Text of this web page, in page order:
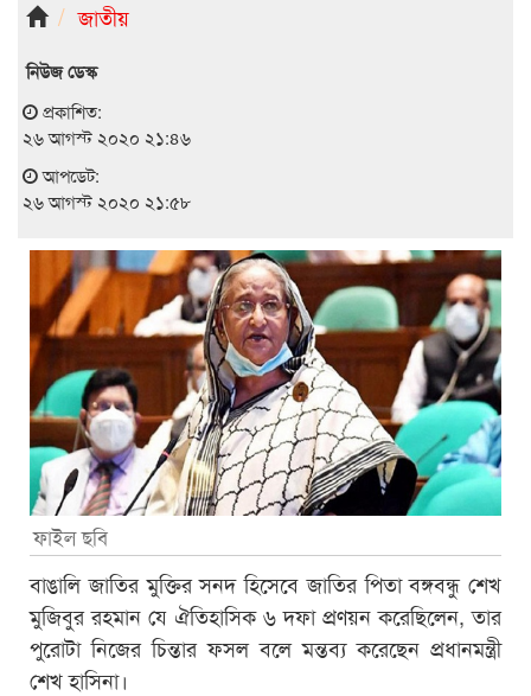
জাতীয়
নিউজ ডেস্ক
প্রকাশিত:
২৬ আগস্ট ২০২০ ২১:৪৬
আপডেট:
২৬ আগস্ট ২০২০ ২১:৫৮
ফাইল ছবি
বাঙালি জাতির মুক্তির সনদ হিসেবে জাতির পিতা বঙ্গবন্ধু শেখ
মুজিবুর রহমান যে ঐতিহাসিক ৬ দফা প্রণয়ন করেছিলেন, তার
পুরোটা নিজের চিন্তার ফসল বলে মন্তব্য করেছেন প্রধানমন্ত্রী
শেখ হাসিনা।